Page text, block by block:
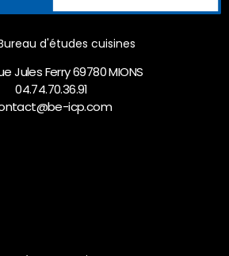
d'études cuisines
Jules Ferry 69780 MIONS
04.74.70.36.91
icp.com